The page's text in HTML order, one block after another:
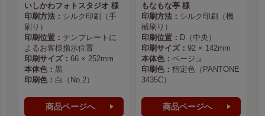
いしかわフォトスタジオ 様
印刷方法： シルク印刷（手
刷り）
印刷位置： テンプレートに
よるお客様指示位置
印刷サイズ： 66 × 252mm
本体色： 黒
印刷色： 白（No.2）
商品ページへ
もなもな亭 様
印刷方法： シルク印刷（機
械刷り）
印刷位置： D（中央）
印刷サイズ： 92 × 142mm
本体色： ベージュ
印刷色： 指定色（PANTONE
3435C）
商品ページへ